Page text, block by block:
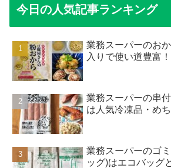
今日の人気記事ランキング
業務スーパーのお
入りで使い道豊富
業務スーパーの串
は人気冷凍品・め
業務スーパーのゴ
ッグ)はエコバッグ